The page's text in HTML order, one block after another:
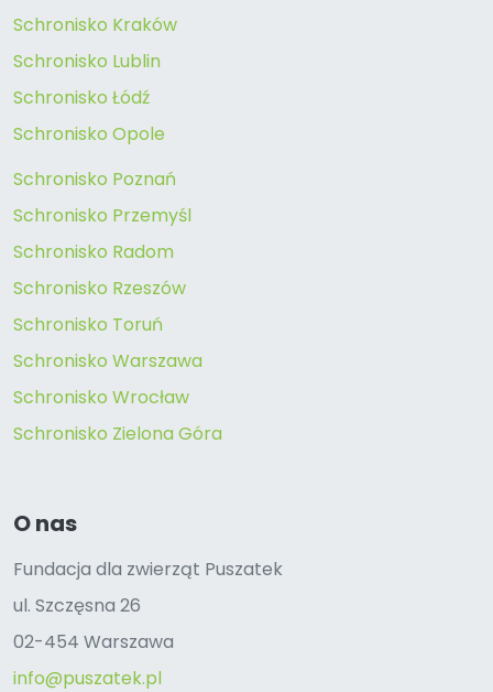
Schronisko Kraków
Schronisko Lublin
Schronisko Łódź
Schronisko Opole
Schronisko Poznań
Schronisko Przemyśl
Schronisko Radom
Schronisko Rzeszów
Schronisko Toruń
Schronisko Warszawa
Schronisko Wrocław
Schronisko Zielona Góra
O nas
Fundacja dla zwierząt Puszatek
ul. Szczęsna 26
02-454 Warszawa
info@puszatek.pl